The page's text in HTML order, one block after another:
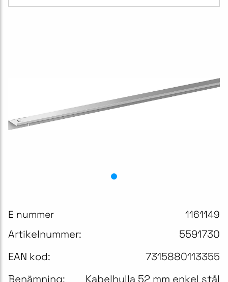
E nummer 1161149
Artikelnummer:
5591730
EAN kod:
7315880113355
Benämning:
Kabelhylla 52 mm enkel stål